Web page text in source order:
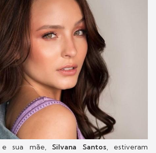
e sua mãe,Silvana Santos, estiveram